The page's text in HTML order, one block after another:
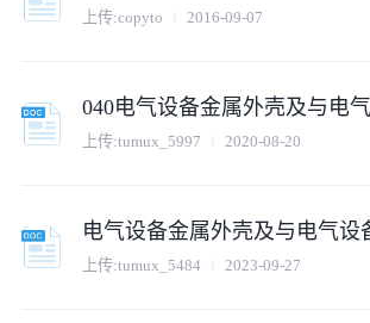
上传:copyto 2016-09-07
上传:tumux_5997 2020-08-20
上传:tumux_5484 2023-09-27